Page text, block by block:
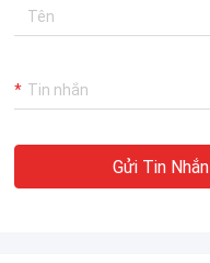
Gửi Tin Nhắn